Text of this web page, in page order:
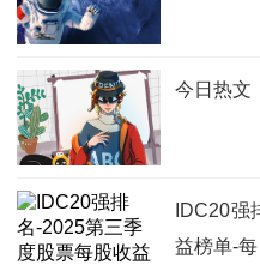
今日热文
IDC20
益榜单-